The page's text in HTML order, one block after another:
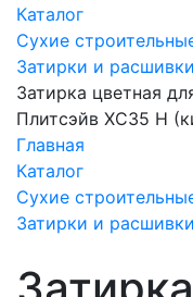
Каталог
Сухие
Затирки и расшивки
Затирка цветная
Плитсэйв XC35 H
Главная
Каталог
Сухие
Затирки и расшивки